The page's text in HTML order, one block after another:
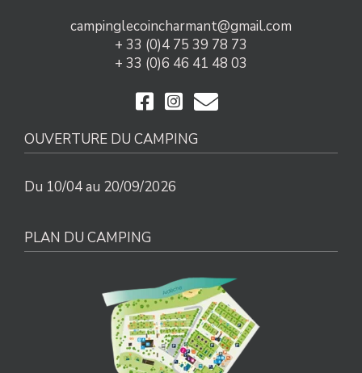
campinglecoincharmant@gmail.com
+ 33 (0)4 75 39 78 73
+ 33 (0)6 46 41 48 03
OUVERTURE DU CAMPING
Du 10/04 au 20/09/2026
PLAN DU CAMPING